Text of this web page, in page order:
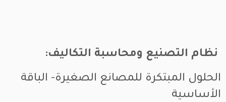
نظام التصنيع ومحاسبة التكاليف:
الحلول المبتكرة للمصانع الصغيرة- الباقة
الأساسية